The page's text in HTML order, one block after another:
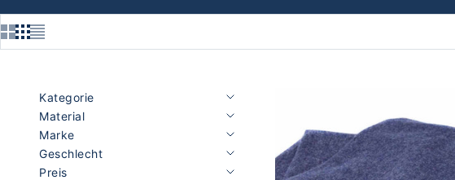
Kategorie
Material
Marke
Geschlecht
Preis